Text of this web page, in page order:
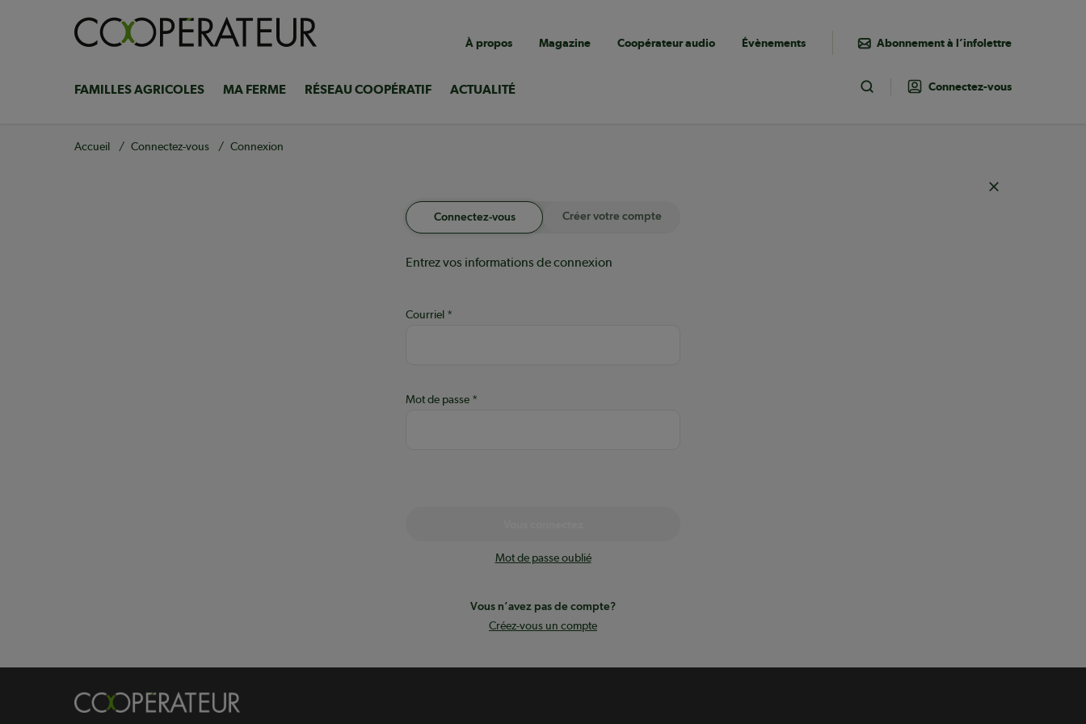
Navigation
utilitaire
À propos Magazine Coopérateur audio Évènements Abonnement à l’infolettre
Navigation
principale
FAMILLES AGRICOLES MA FERME RÉSEAU COOPÉRATIF ACTUALITÉ Toggle Search
Connectez-vous
Fil
Accueil Connectez-vous Connexion
Connectez-vous Créer votre compte
Entrez vos informations de connexion
Courriel
Mot de passe
Mot de passe oublié
Vous n’avez pas de compte?
Créez-vous un compte